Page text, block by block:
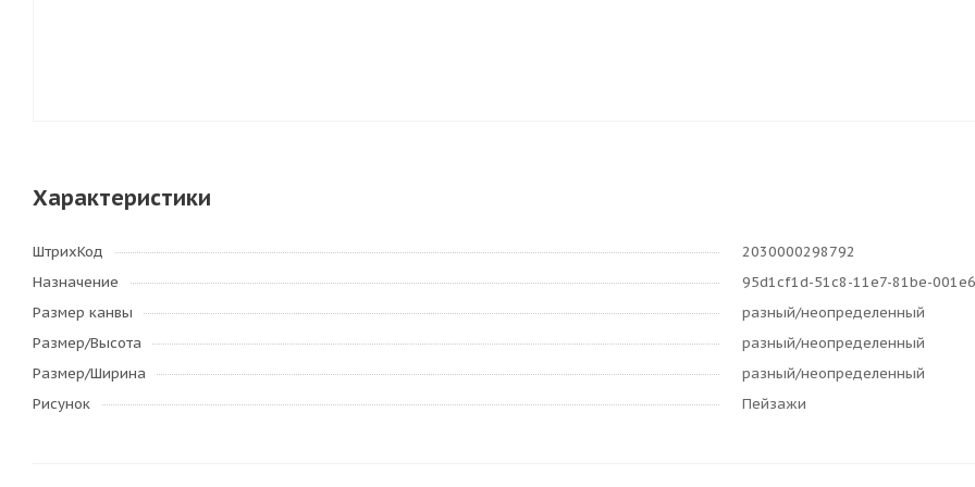
Характеристики
ШтрихКод
2030000298792
Назначение
95d1cf1d-51c8-11e7-81be-
Размер канвы
разный/неопределенный
Размер/Высота
разный/неопределенный
Размер/Ширина
разный/неопределенный
Рисунок
Пейзажи